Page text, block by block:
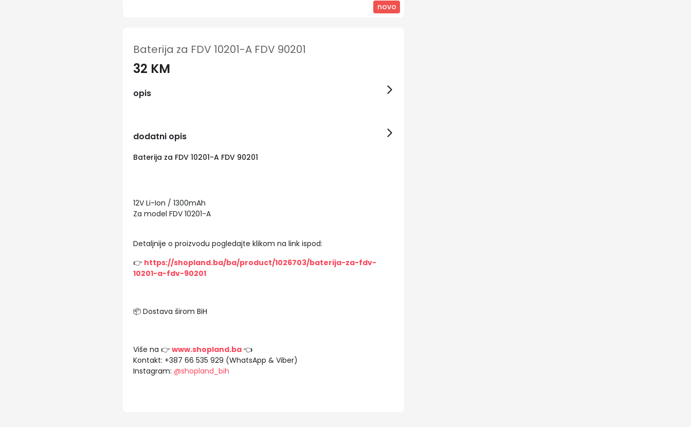
novo
Baterija za FDV 10201-A FDV 90201
32 KM
opis
dodatni opis
Baterija za FDV 10201-A FDV 90201
12V Li-Ion / 1300mAh
Za model FDV 10201-A
Detaljnije o proizvodu pogledajte klikom na link ispod:
👉 https://shopland.ba/ba/product/1026703/baterija-za-fdv-
10201-a-fdv-90201
📦 Dostava širom BiH
Više na 👉 www.shopland.ba👈
Kontakt: +387 66 535 929 (WhatsApp & Viber)
Instagram: @shopland_bih